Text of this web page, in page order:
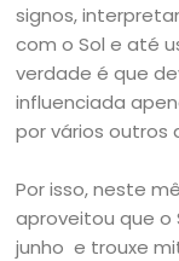
signos,
com o Sol e até
verdade é que
influenciada
por vários outros
Por isso, neste
aproveitou que o
junho e trouxe